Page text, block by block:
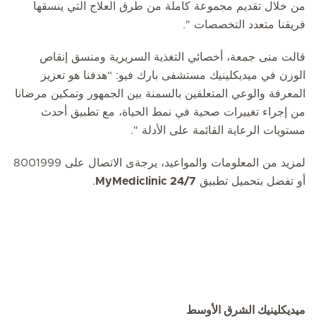
من خلال تقديم مجموعة كاملة من طرق العلاج التي ينسقها
فريقنا متعدد التخصصات ".
قالت منى جمعة، أخصائي التغذية السريرية ومنسق إنقاص
الوزن في ميديكلينيك مستشفى بارك فيو: “هدفنا هو تعزيز
المعرفة والوعي المتعلقين بالسمنة بين الجمهور وتمكين مرضانا
من إجراء تغييرات صحية في نمط الحياة، مع تطبيق أحدث
مستويات الرعاية القائمة على الأدلة ".
لمزيد من المعلومات والمواعيد، يرجةى الاتصال على 8001999
أو تفضل بتحميل تطبيق MyMediclinic 24/7
.
ميديكلينيك الشرق الأوسط